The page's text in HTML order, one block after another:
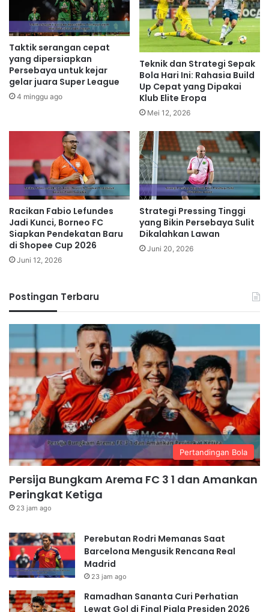
Taktik serangan cepat
yang dipersiapkan
Persebaya untuk kejar
gelar juara Super League
4 minggu ago
Teknik dan Strategi Sepak
Bola Hari Ini: Rahasia Build
Up Cepat yang Dipakai
Klub Elite Eropa
Mei 12, 2026
Racikan Fabio Lefundes
Jadi Kunci, Borneo FC
Siapkan Pendekatan Baru
di Shopee Cup 2026
Juni 12, 2026
Strategi Pressing Tinggi
yang Bikin Persebaya Sulit
Dikalahkan Lawan
Juni 20, 2026
Postingan Terbaru
Pertandingan Bola
Persija Bungkam Arema FC 3 1 dan Amankan
Peringkat Ketiga
23 jam ago
Perebutan Rodri Memanas Saat
Barcelona Mengusik Rencana Real
Madrid
23 jam ago
Ramadhan Sananta Curi Perhatian
Lewat Gol di Final Piala Presiden 2026